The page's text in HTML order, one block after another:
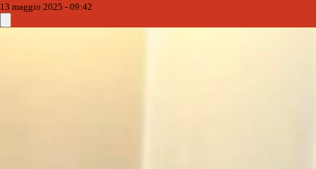
13 maggio 2025 - 09:42